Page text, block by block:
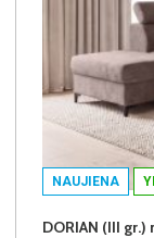
NAUJIENA
DORIAN (III